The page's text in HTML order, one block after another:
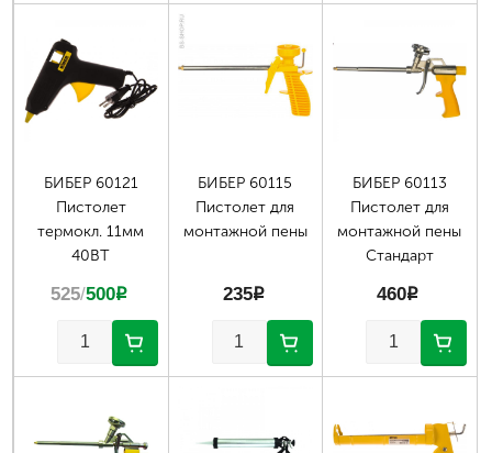
БИБЕР 60121
Пистолет
термокл. 11мм
40ВТ
525/500p
БИБЕР 60115
Пистолет для
монтажной пены
235p
БИБЕР 60113
Пистолет для
монтажной пены
Стандарт
460p